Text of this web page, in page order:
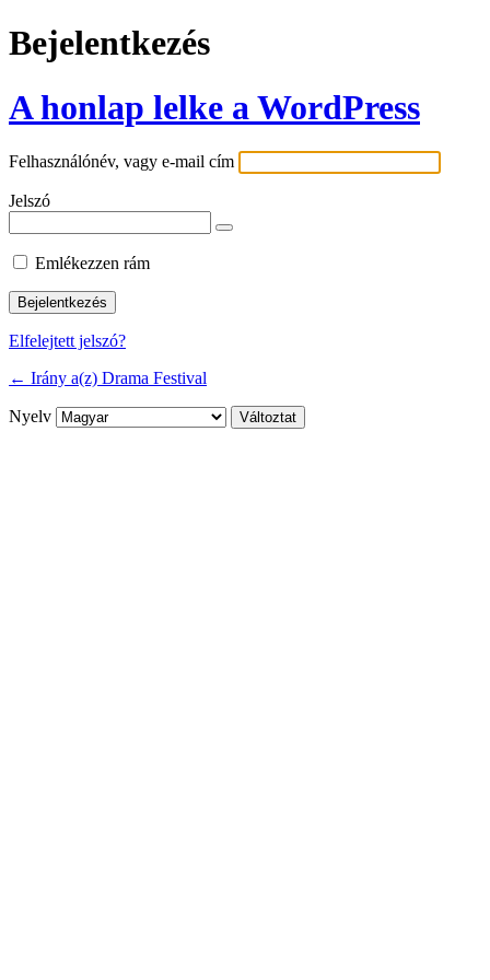
Bejelentkezés
A honlap lelke a WordPress
Felhasználónév, vagy e-mail cím
Jelszó
Emlékezzen rám
Elfelejtett jelszó?
← Irány a(z) Drama Festival
Nyelv